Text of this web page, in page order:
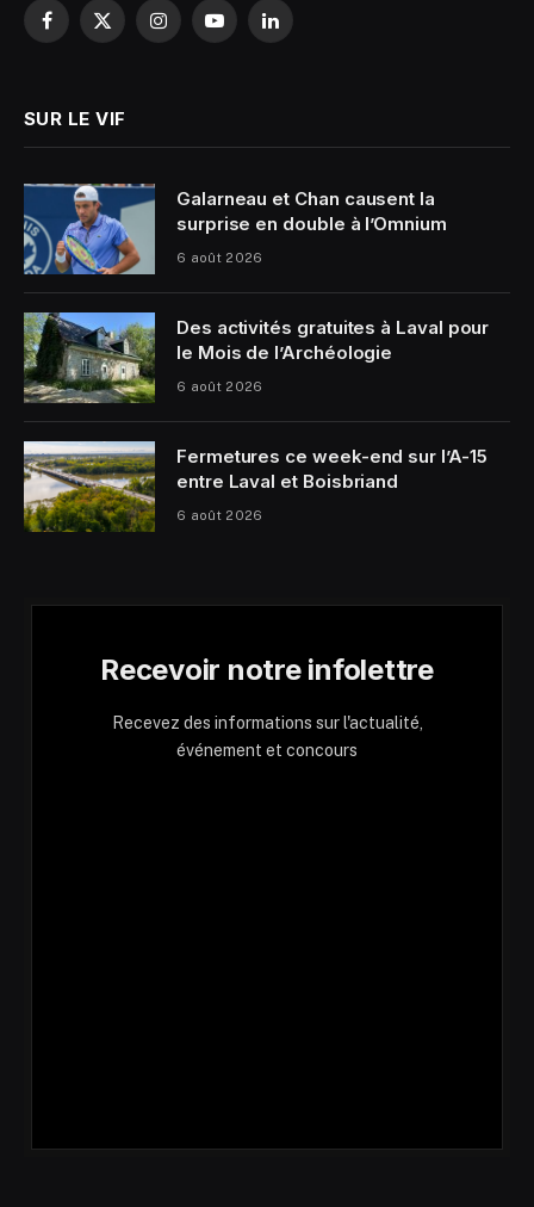
Facebook
X
InstagramYouTubeLinkedIn
SUR LE VIF
Galarneau et Chan causent la
surprise en double à l’Omnium
6 août 2026
Des activités gratuites à Laval pour
le Mois de l’Archéologie
6 août 2026
Fermetures ce week-end sur l’A-15
entre Laval et Boisbriand
6 août 2026
Recevoir notre infolettre
Recevez des informations sur l'actualité,
événement et concours